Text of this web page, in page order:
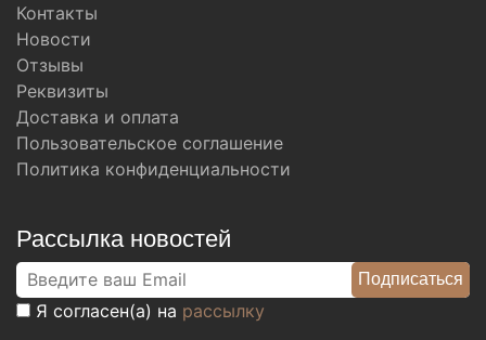
Контакты
Новости
Отзывы
Реквизиты
Доставка и оплата
Пользовательское соглашение
Политика конфиденциальности
Рассылка новостей
Я согласен(а) на рассылку